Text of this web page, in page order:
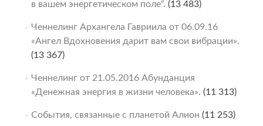
в вашем энергетическом поле“. (13 483)
Ченнелинг Архангела Гавриила от 06.09.16
«Ангел Вдохновения дарит вам свои вибрации».
(13 367)
Ченнелинг от 21.05.2016 Абунданция
«Денежная энергия в жизни человека». (11 313)
События, связанные с планетой Алион (11 253)